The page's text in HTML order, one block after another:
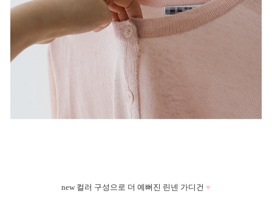
new 컬러 구성으로 더 예뻐진 린넨 가디건 ♥